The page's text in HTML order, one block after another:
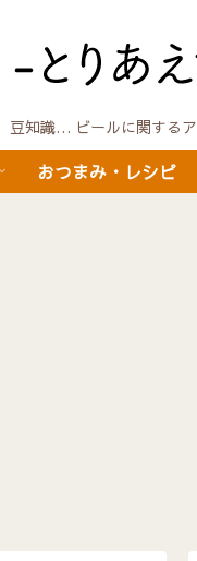
知識… ビールに関する
おつまみ・レシピ